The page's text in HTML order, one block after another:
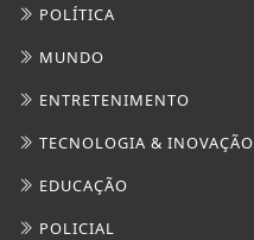
POLÍTICA
MUNDO
ENTRETENIMENTO
TECNOLOGIA & INOVAÇÃO
EDUCAÇÃO
POLICIAL